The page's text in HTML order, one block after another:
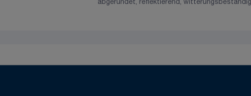
abgerundet, reflektierend, witterungsbeständig